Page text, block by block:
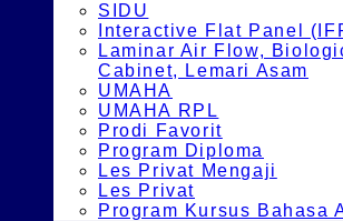
SIDU
Interactive Flat Panel
Laminar Air Flow,
Cabinet, Lemari Asam
UMAHA
UMAHA RPL
Prodi Favorit
Program Diploma
Les Privat Mengaji
Les Privat
Program Kursus Bahasa